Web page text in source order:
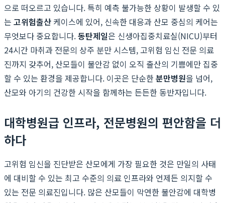
으로 떠오르고 있습니다. 특히 예측 불가능한 상황이 발생할 수 있
는 고위험출산 케이스에 있어, 신속한 대응과 산모 중심의 케어는
무엇보다 중요합니다.동탄제일은 신생아집중치료실(NICU)부터
24시간 마취과 전문의 상주 분만 시스템, 고위험 임신 전문 의료
진까지 갖추어, 산모들이 불안감 없이 오직 출산의 기쁨에만 집중
할 수 있는 환경을 제공합니다. 이곳은 단순한분만병원을 넘어,
산모와 아기의 건강한 시작을 함께하는 든든한 동반자입니다.
대학병원급 인프라, 전문병원의 편안함을 더
하다
고위험 임신을 진단받은 산모에게 가장 필요한 것은 만일의 사태
에 대비할 수 있는 최고 수준의 의료 인프라와 언제든 의지할 수
있는 전문 의료진입니다. 많은 산모들이 막연한 불안감에 대학병